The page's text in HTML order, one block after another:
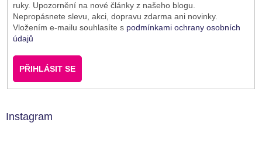
ruky. Upozornění na nové články z našeho blogu.
Nepropásnete slevu, akci, dopravu zdarma ani novinky.
Vložením e-mailu souhlasíte s podmínkami ochrany osobních
údajů
PŘIHLÁSIT SE
Instagram